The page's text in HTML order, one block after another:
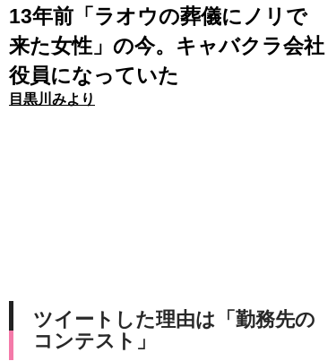
13年前「ラオウの葬儀にノリで
来た女性」の今。キャバクラ会社
役員になっていた
目黒川みより
ツイートした理由は「勤務先の
コンテスト」